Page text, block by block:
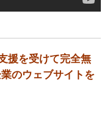
援を受けて完全無
のウェブサイトを